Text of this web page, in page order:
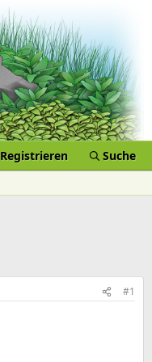
Registrieren Suche
#1